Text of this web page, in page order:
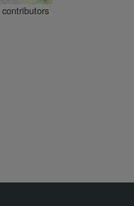
contributors